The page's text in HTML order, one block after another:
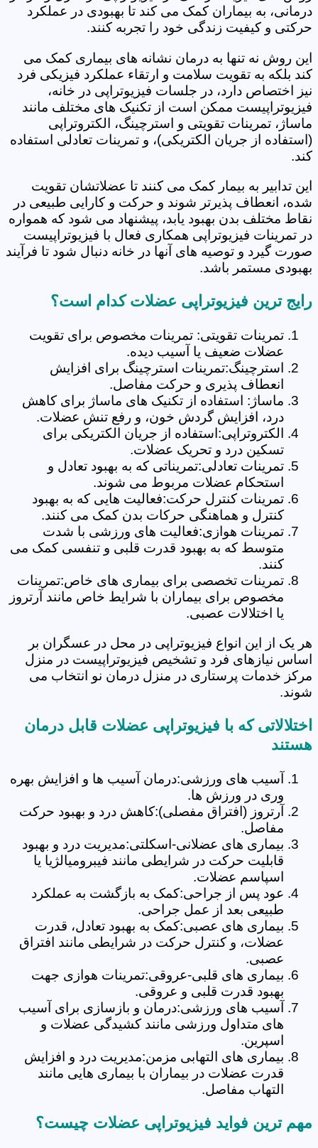
درمانی، به بیماران کمک می کند تا بهبودی در عملکرد
حرکتی و کیفیت زندگی خود را تجربه کنند.
این روش نه تنها به درمان نشانه های بیماری کمک می
کند بلکه به تقویت سلامت و ارتقاء عملکرد فیزیکی فرد
نیز اختصاص دارد، در جلسات فیزیوتراپی در خانه،
فیزیوتراپیست ممکن است از تکنیک های مختلف مانند
ماساژ، تمرینات تقویتی و استرچینگ، الکتروتراپی
(استفاده از جریان الکتریکی)، و تمرینات تعادلی استفاده
کند.
این تدابیر به بیمار کمک می کنند تا عضلاتشان تقویت
شده، انعطاف پذیرتر شوند و حرکت و کارایی طبیعی در
نقاط مختلف بدن بهبود یابد، پیشنهاد می شود که همواره
در تمرینات فیزیوتراپی همکاری فعال با فیزیوتراپیست
صورت گیرد و توصیه های آنها در خانه دنبال شود تا فرآیند
بهبودی مستمر باشد.
رایج ترین فیزیوتراپی عضلات کدام است؟
تمرینات تقویتی: تمرینات مخصوص برای تقویت
عضلات ضعیف یا آسیب دیده.
استرچینگ:تمرینات استرچینگ برای افزایش
انعطاف پذیری و حرکت مفاصل.
ماساژ: استفاده از تکنیک های ماساژ برای کاهش
درد، افزایش گردش خون، و رفع تنش عضلات.
الکتروتراپی:استفاده از جریان الکتریکی برای
تسکین درد و تحریک عضلات.
تمرینات تعادلی:تمریناتی که به بهبود تعادل و
استحکام عضلات مربوط می شوند.
تمرینات کنترل حرکت:فعالیت هایی که به بهبود
کنترل و هماهنگی حرکات بدن کمک می کنند.
تمرینات هوازی:فعالیت های ورزشی با شدت
متوسط که به بهبود قدرت قلبی و تنفسی کمک می
کنند.
تمرینات تخصصی برای بیماری های خاص:تمرینات
مخصوص برای بیماران با شرایط خاص مانند آرتروز
یا اختلالات عصبی.
هر یک از این انواع فیزیوتراپی در محل در عسگران بر
اساس نیازهای فرد و تشخیص فیزیوتراپیست در منزل
مرکز خدمات پرستاری در منزل درمان نو انتخاب می
شوند.
اختلالاتی که با فیزیوتراپی عضلات قابل درمان
هستند
آسیب های ورزشی:درمان آسیب ها و افزایش بهره
وری در ورزش ها.
آرتروز (افتراق مفصلی):کاهش درد و بهبود حرکت
مفاصل.
بیماری های عضلانی-اسکلتی:مدیریت درد و بهبود
قابلیت حرکت در شرایطی مانند فیبرومیالژیا یا
اسپاسم عضلات.
عود پس از جراحی:کمک به بازگشت به عملکرد
طبیعی بعد از عمل جراحی.
بیماری های عصبی:کمک به بهبود تعادل، قدرت
عضلات، و کنترل حرکت در شرایطی مانند افتراق
عصبی.
بیماری های قلبی-عروقی:تمرینات هوازی جهت
بهبود قدرت قلبی و عروقی.
آسیب های ورزشی:درمان و بازسازی برای آسیب
های متداول ورزشی مانند کشیدگی عضلات و
اسپرین.
بیماری های التهابی مزمن:مدیریت درد و افزایش
قدرت عضلات در بیماران با بیماری هایی مانند
التهاب مفاصل.
مهم ترین فواید فیزیوتراپی عضلات چیست؟